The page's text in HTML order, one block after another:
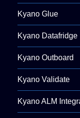
Kyano Glue
Kyano Datafridge
Kyano Outboard
Kyano Validate
Kyano ALM